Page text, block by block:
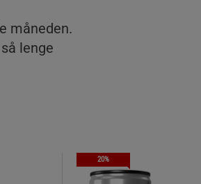
måneden.
lenge
20%